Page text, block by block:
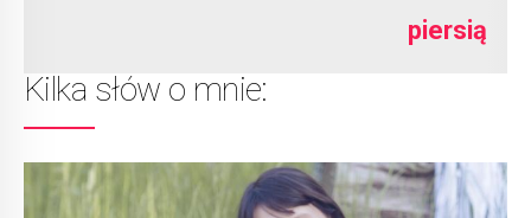
piersią
Kilka słów o mnie: